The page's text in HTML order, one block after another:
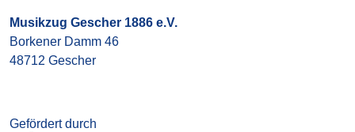
Musikzug Gescher 1886 e.V.
Borkener Damm 46
48712 Gescher
Gefördert durch